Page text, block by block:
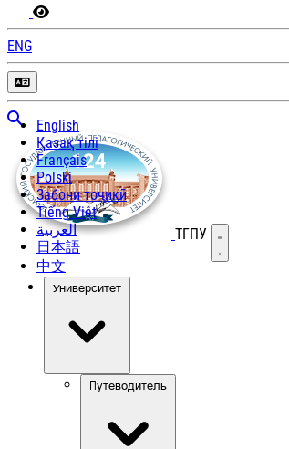
ENG
English
Қазақ тілі
Français
Polski
Забони тоҷикӣ
Tiếng Việt
العربية
日本語
中文
ТГПУ Открыть меню
Университет
Путеводитель